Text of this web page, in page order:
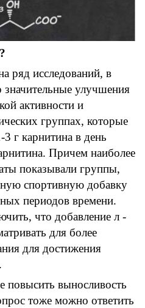
ряд исследований, в
улучшения
активности и
группах, которые
г карнитина в день
Причем наиболее
показывали группы,
спортивную добавку
периодов времени.
что добавление л -
для более
для достижения
выносливость
тоже можно ответить